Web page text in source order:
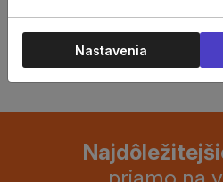
Nastavenia